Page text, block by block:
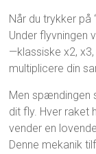
Når du trykker på
Under flyvningen
—klassiske x2,
multiplicere din
Men spændingen
dit fly. Hver raket
vender en
Denne mekanik